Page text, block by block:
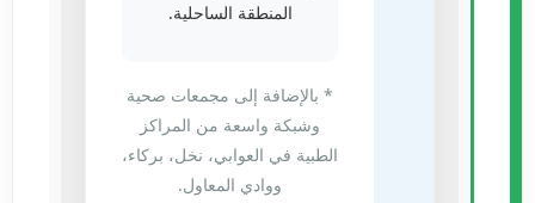
المنطقة الساحلية.
* بالإضافة إلى مجمعات صحية
وشبكة واسعة من المراكز
الطبية في العوابي، نخل، بركاء،
ووادي المعاول.